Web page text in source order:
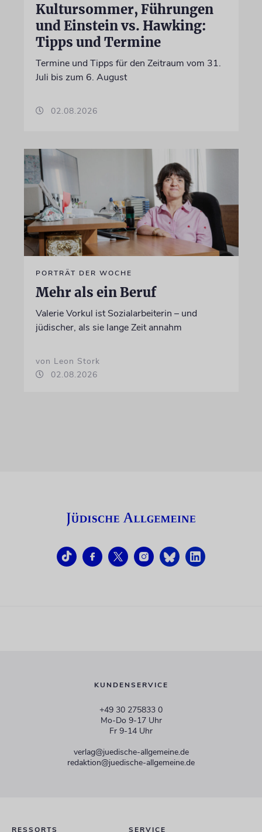
Kultursommer, Führungen
und Einstein vs. Hawking:
Tipps und Termine
Termine und Tipps für den Zeitraum vom 31.
Juli bis zum 6. August
02.08.2026
PORTRÄT DER WOCHE
Mehr als ein Beruf
Valerie Vorkul ist Sozialarbeiterin – und
jüdischer, als sie lange Zeit annahm
von Leon Stork
02.08.2026
KUNDENSERVICE
+49 30 275833 0
Mo-Do 9-17 Uhr
Fr 9-14 Uhr
verlag@juedische-allgemeine.de
redaktion@juedische-allgemeine.de
RESSORTS SERVICE